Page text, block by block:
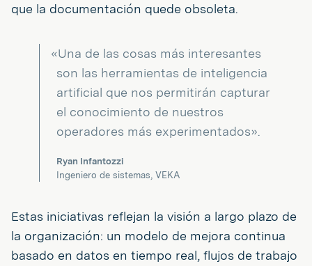
que la documentación quede obsoleta.
«Una de las cosas más interesantes
son las herramientas de inteligencia
artificial que nos permitirán capturar
el conocimiento de nuestros
operadores más experimentados».
Ryan Infantozzi
Ingeniero de sistemas, VEKA
Estas iniciativas reflejan la visión a largo plazo de
la organización: un modelo de mejora continua
basado en datos en tiempo real, flujos de trabajo